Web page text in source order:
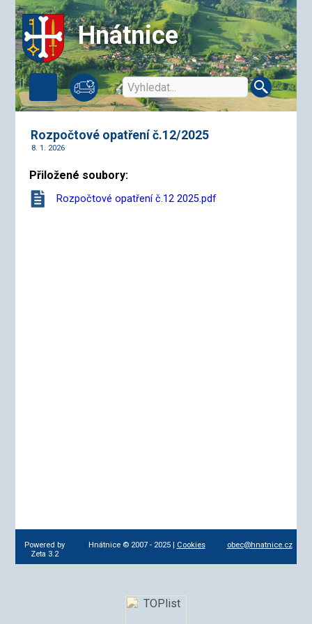
Hnátnice
Rozpočtové opatření č.12/2025
8. 1. 2026
Přiložené soubory:
Rozpočtové opatření č.12 2025.pdf
Powered by
Zeta 3.2
Hnátnice © 2007 - 2025 | Cookies obec@hnatnice.cz